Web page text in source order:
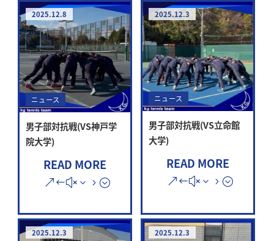
2025.12.8
ニュース
男子部対抗戦(VS神戸学
院大学)
READ MORE
2025.12.3
ニュース
男子部対抗戦(VS立命館
大学)
READ MORE
2025.12.3 2025.12.3